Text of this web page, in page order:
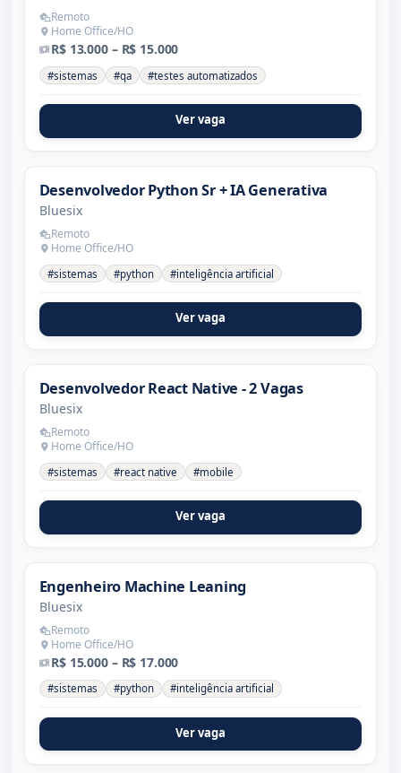
Remoto
Home Office/HO
R$ 13.000 – R$ 15.000
#sistemas #qa #testes automatizados
Ver vaga
Desenvolvedor Python Sr + IA Generativa
Bluesix
Remoto
Home Office/HO
#sistemas #python #inteligência artificial
Ver vaga
Desenvolvedor React Native - 2 Vagas
Bluesix
Remoto
Home Office/HO
#sistemas #react native #mobile
Ver vaga
Engenheiro Machine Leaning
Bluesix
Remoto
Home Office/HO
R$ 15.000 – R$ 17.000
#sistemas #python #inteligência artificial
Ver vaga